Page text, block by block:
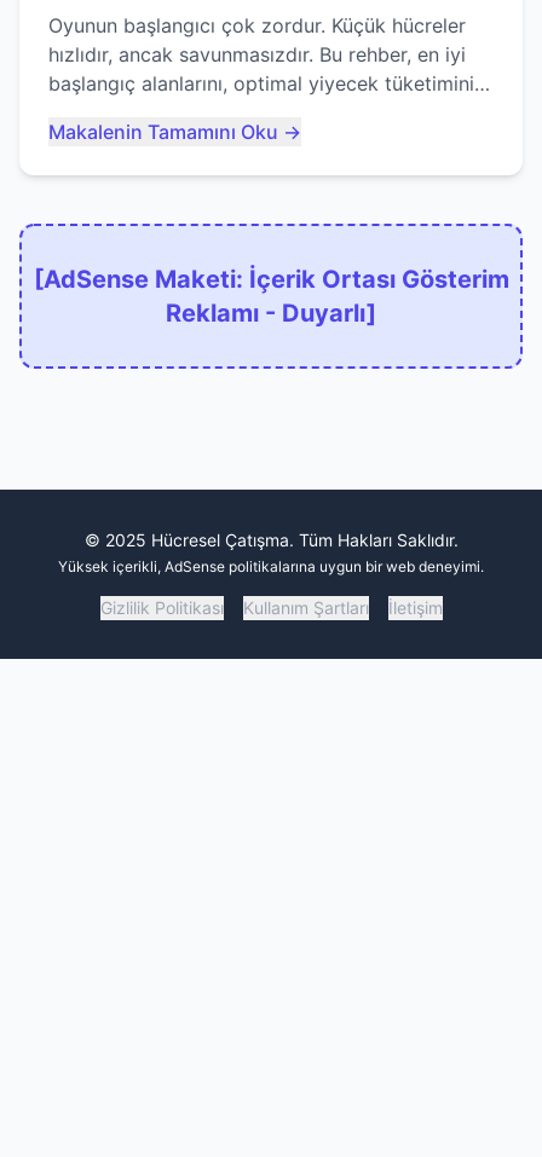
Oyunun başlangıcı çok zordur. Küçük hücreler
hızlıdır, ancak savunmasızdır. Bu rehber, en iyi
başlangıç alanlarını, optimal yiyecek tüketimini
kaçınacağınızı anlatıyor...
Makalenin Tamamını Oku →
[AdSense Maketi: İçerik Ortası Gösterim
Reklamı - Duyarlı]
© 2025 Hücresel Çatışma. Tüm Hakları Saklıdır.
Yüksek içerikli, AdSense politikalarına uygun bir web deneyimi.
Gizlilik Politikası Kullanım Şartları İletişim